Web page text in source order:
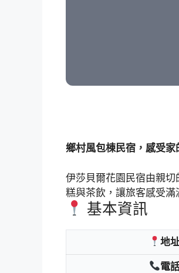
鄉村風包棟民宿，感受家
伊莎貝爾花園民宿由親
糕與茶飲，讓旅客感受
基本資訊
地
電